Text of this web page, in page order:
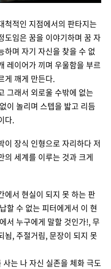
척적인 지점에서의 판타지는
도임은 꿈을 이야기하며 꿈 자
하며 자기 자신을 찾을 수 없
레이어가 끼며 우울함을 부르
게 깨게 만든다.
그래서 외로울 수밖에 없는
이 놀리며 스텝을 밟고 리듬
다.
이 장식 인형으로 자리하다 저
의 세계를 이루는 것과 크게
에서 현실이 되지 못 하는 판
할 수 없는 피터에게서 이 현
서 누구에게 말할 것인가!, 무
뇜, 주절거림, 문장이 되지 못
는 나 자신 실존을 체화 극도